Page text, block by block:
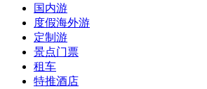
国内游
度假海外游
定制游
景点门票
租车
特推酒店